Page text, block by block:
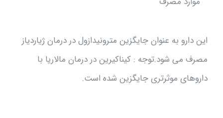
این دارو به عنوان جایگزین مترونیدازول در درمان ژیاردیاز
مصرف می شود.توجه : کیناکیرین در درمان مالاریا با
داروهای موثرتری جایگزین شده است.